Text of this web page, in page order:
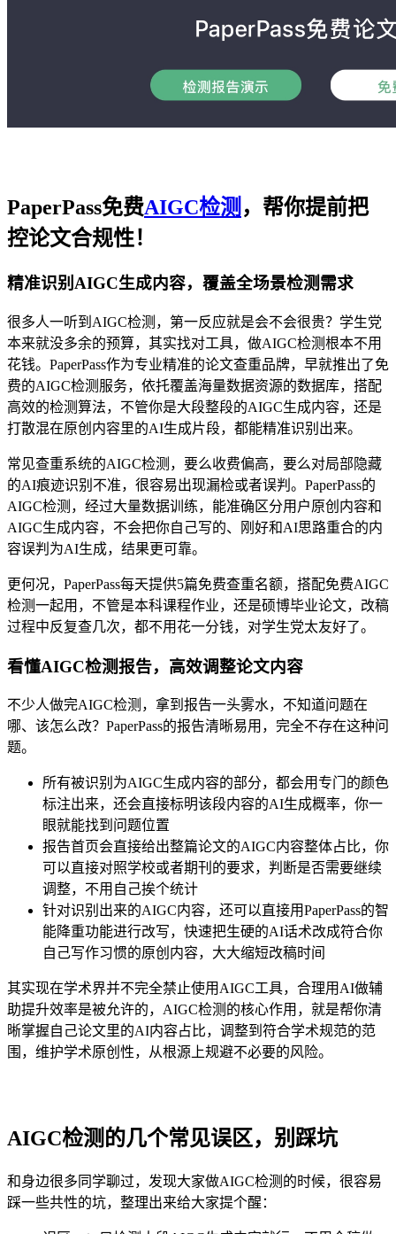
PaperPass免费AIGC检测 ，帮你提前把
控论文合规性！
精准识别AIGC生成内容，覆盖全场景检测需求
很多人一听到AIGC检测，第一反应就是会不会很贵？学生党
本来就没多余的预算，其实找对工具，做AIGC检测根本不用
花钱。PaperPass作为专业精准的论文查重品牌，早就推出了免
费的AIGC检测服务，依托覆盖海量数据资源的数据库，搭配
高效的检测算法，不管你是大段整段的AIGC生成内容，还是
打散混在原创内容里的AI生成片段，都能精准识别出来。
常见查重系统的AIGC检测，要么收费偏高，要么对局部隐藏
的AI痕迹识别不准，很容易出现漏检或者误判。PaperPass的
AIGC检测，经过大量数据训练，能准确区分用户原创内容和
AIGC生成内容，不会把你自己写的、刚好和AI思路重合的内
容误判为AI生成，结果更可靠。
更何况，PaperPass每天提供5篇免费查重名额，搭配免费AIGC
检测一起用，不管是本科课程作业，还是硕博毕业论文，改稿
过程中反复查几次，都不用花一分钱，对学生党太友好了。
看懂AIGC检测报告，高效调整论文内容
不少人做完AIGC检测，拿到报告一头雾水，不知道问题在
哪、该怎么改？PaperPass的报告清晰易用，完全不存在这种问
题。
所有被识别为AIGC生成内容的部分，都会用专门的颜色
标注出来，还会直接标明该段内容的AI生成概率，你一
眼就能找到问题位置
报告首页会直接给出整篇论文的AIGC内容整体占比，你
可以直接对照学校或者期刊的要求，判断是否需要继续
调整，不用自己挨个统计
针对识别出来的AIGC内容，还可以直接用PaperPass的智
能降重功能进行改写，快速把生硬的AI话术改成符合你
自己写作习惯的原创内容，大大缩短改稿时间
其实现在学术界并不完全禁止使用AIGC工具，合理用AI做辅
助提升效率是被允许的，AIGC检测的核心作用，就是帮你清
晰掌握自己论文里的AI内容占比，调整到符合学术规范的范
围，维护学术原创性，从根源上规避不必要的风险。
AIGC检测的几个常见误区，别踩坑
和身边很多同学聊过，发现大家做AIGC检测的时候，很容易
踩一些共性的坑，整理出来给大家提个醒：